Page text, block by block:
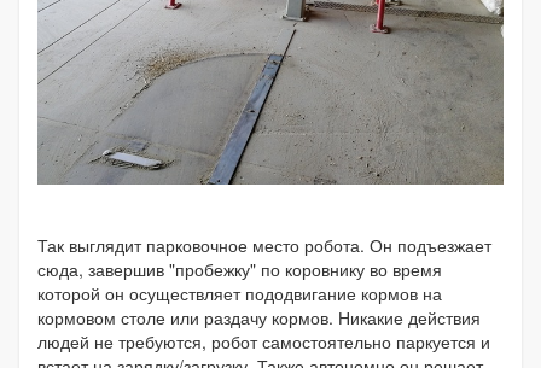
Так выглядит парковочное место робота. Он подъезжает
сюда, завершив "пробежку" по коровнику во время
которой он осуществляет пододвигание кормов на
кормовом столе или раздачу кормов. Никакие действия
людей не требуются, робот самостоятельно паркуется и